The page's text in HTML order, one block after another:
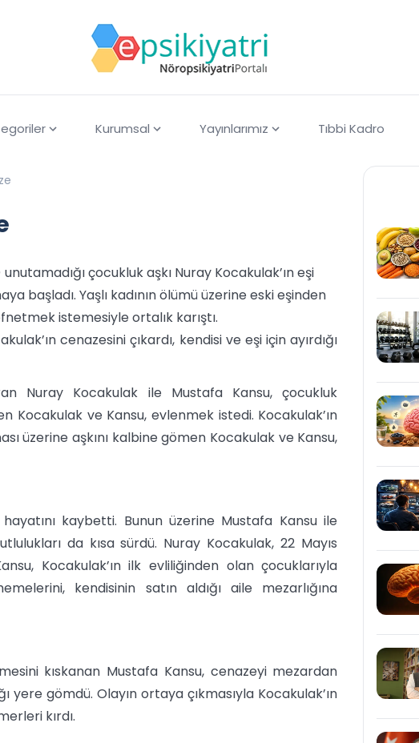
Kurumsal Yayınlarımız Tıbbi Kadro
çocukluk aşkı Nuray Kocakulak’ın eşi
başladı. Yaşlı kadının ölümü üzerine eski eşinden
istemesiyle ortalık karıştı.
cenazesini çıkardı, kendisi ve eşi için ayırdığı
Nuray Kocakulak ile Mustafa Kansu, çocukluk
Kocakulak ve Kansu, evlenmek istedi. Kocakulak’ın
üzerine aşkını kalbine gömen Kocakulak ve Kansu,
hayatını kaybetti. Bunun üzerine Mustafa Kansu ile
da kısa sürdü. Nuray Kocakulak, 22 Mayıs
Kocakulak’ın ilk evliliğinden olan çocuklarıyla
kendisinin satın aldığı aile mezarlığına
kıskanan Mustafa Kansu, cenazeyi mezardan
yere gömdü. Olayın ortaya çıkmasıyla Kocakulak’ın
kırdı.